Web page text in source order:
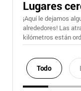
Lugares
¡Aquí le dejamos
alrededores! Las
kilómetros están
Todo